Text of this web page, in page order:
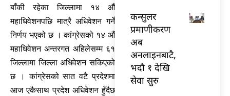
बाँकी रहेका जिल्लामा १४ औँ
महाधिवेशनपछि मात्रै अधिवेशन गर्ने
निर्णय भएको छ । कांग्रेसको १४ औँ
महाधिवेशन अन्तरगत अहिलेसम्म ६१
जिल्लामा जिल्ला अधिवेशन सकिएको
छ । कांग्रेसको सात वटै प्रदेशमा
आज एकैसाथ प्रदेश अधिवेशन हुँदैछ
कन्सुलर
प्रमाणीकरण
अब
अनलाइनबाटै,
भदौ १ देखि
सेवा सुरु